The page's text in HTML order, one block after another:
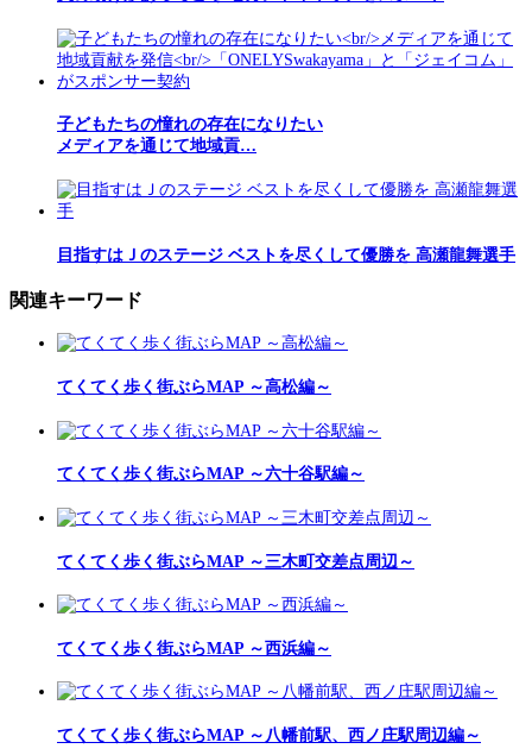
子どもたちの憧れの存在になりたい
メディアを通じて地域貢…
目指すはＪのステージ ベストを尽くして優勝を 高瀬龍舞選手
関連キーワード
てくてく歩く街ぶらMAP ～高松編～
てくてく歩く街ぶらMAP ～六十谷駅編～
てくてく歩く街ぶらMAP ～三木町交差点周辺～
てくてく歩く街ぶらMAP ～西浜編～
てくてく歩く街ぶらMAP ～八幡前駅、西ノ庄駅周辺編～